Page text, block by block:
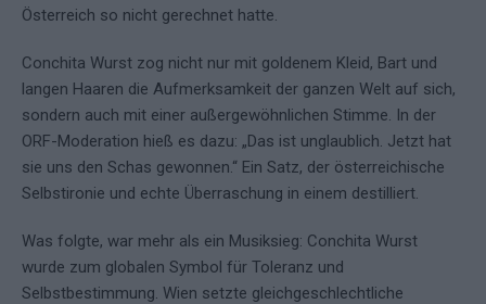
Österreich so nicht gerechnet hatte.
Conchita Wurst zog nicht nur mit goldenem Kleid, Bart und
langen Haaren die Aufmerksamkeit der ganzen Welt auf sich,
sondern auch mit einer außergewöhnlichen Stimme. In der
ORF-Moderation hieß es dazu: „Das ist unglaublich. Jetzt hat
sie uns den Schas gewonnen.“ Ein Satz, der österreichische
Selbstironie und echte Überraschung in einem destilliert.
Was folgte, war mehr als ein Musiksieg: Conchita Wurst
wurde zum globalen Symbol für Toleranz und
Selbstbestimmung. Wien setzte gleichgeschlechtliche